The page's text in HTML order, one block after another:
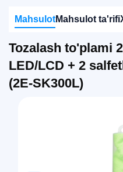
MahsulotMahsulot ta'rifi
Tozalash to'plami
LED/LCD + 2
(2E-SK300L)